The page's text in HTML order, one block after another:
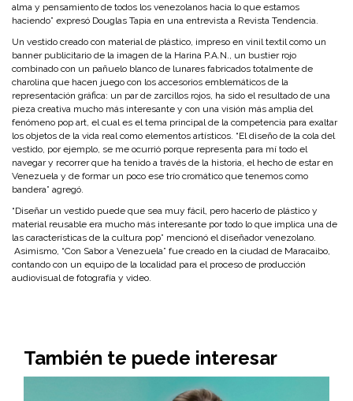
alma y pensamiento de todos los venezolanos hacia lo que estamos
haciendo” expresó Douglas Tapia en una entrevista a Revista Tendencia.
Un vestido creado con material de plástico, impreso en vinil textil como un
banner publicitario de la imagen de la Harina P.A.N., un bustier rojo
combinado con un pañuelo blanco de lunares fabricados totalmente de
charolina que hacen juego con los accesorios emblemáticos de la
representación gráfica: un par de zarcillos rojos, ha sido el resultado de una
pieza creativa mucho más interesante y con una visión más amplia del
fenómeno pop art, el cual es el tema principal de la competencia para exaltar
los objetos de la vida real como elementos artísticos. “El diseño de la cola del
vestido, por ejemplo, se me ocurrió porque representa para mí todo el
navegar y recorrer que ha tenido a través de la historia, el hecho de estar en
Venezuela y de formar un poco ese trío cromático que tenemos como
bandera” agregó.
“Diseñar un vestido puede que sea muy fácil, pero hacerlo de plástico y
material reusable era mucho más interesante por todo lo que implica una de
las características de la cultura pop” mencionó el diseñador venezolano.
Asimismo, “Con Sabor a Venezuela” fue creado en la ciudad de Maracaibo,
contando con un equipo de la localidad para el proceso de producción
audiovisual de fotografía y video.
También te puede interesar